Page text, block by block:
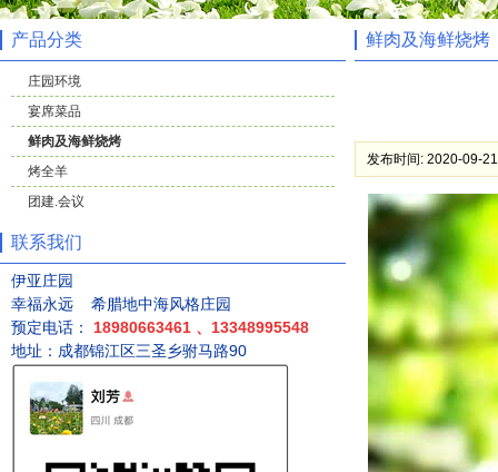
产品分类
庄园环境
宴席菜品
鲜肉及海鲜烧烤
烤全羊
团建.会议
联系我们
伊亚庄园
幸福永远 希腊地中海风格庄园
预定电话：
18980663461 、 13348995548
地址：成都锦江区三圣乡驸马路90
鲜肉及海鲜烧烤
发布时间: 2020-09-